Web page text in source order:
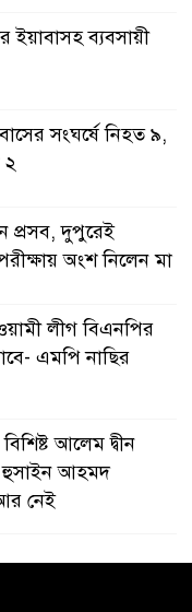
ইয়াবাসহ ব্যবসায়ী
সংঘর্ষে নিহত ৯,
২
প্রসব, দুপুরেই
অংশ নিলেন মা
লীগ বিএনপির
এমপি নাছির
আলেম দ্বীন
হুসাইন আহমদ
নেই